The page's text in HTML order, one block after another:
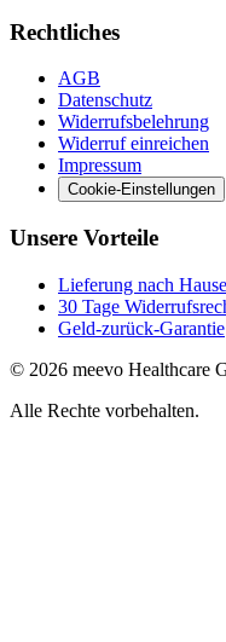
Rechtliches
AGB
Datenschutz
Widerrufsbelehrung
Widerruf einreichen
Impressum
Cookie-Einstellungen
Unsere Vorteile
Lieferung nach Hause
30 Tage
Geld-zurück-Garantie
© 2026 meevo Healthcare
Alle Rechte vorbehalten.